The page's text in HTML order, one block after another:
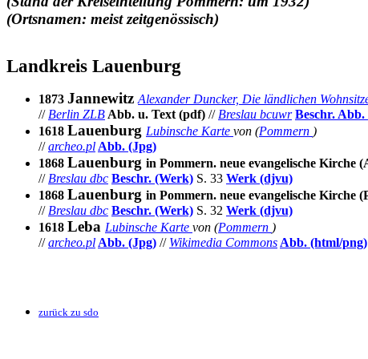
(Ortsnamen: meist zeitgenössisch)
Landkreis Lauenburg
1873 Jannewitz Alexander Duncker, Die ländlichen
// Berlin ZLB Abb. u. Text (pdf) // Breslau bcuwr Beschr.
1618 Lauenburg Lubinsche Karte von (Pommern )
// archeo.pl Abb. (Jpg)
1868 Lauenburg in Pommern. neue evangelische Kirche
// Breslau dbc Beschr. (Werk) S. 33 Werk (djvu)
1868 Lauenburg in Pommern. neue evangelische Kirche
// Breslau dbc Beschr. (Werk) S. 32 Werk (djvu)
1618 Leba Lubinsche Karte von (Pommern )
// archeo.pl Abb. (Jpg) // Wikimedia Commons Abb. (html/png)
zurück zu sdo